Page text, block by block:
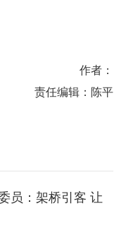
作者：
责任编辑：陈平
员：架桥引客 让